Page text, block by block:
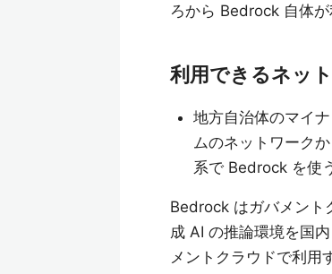
ろから Bedrock 自体が
利用できるネッ
地方自治体のマイ
ムのネットワーク
系で Bedrock を使
Bedrock はガバメント
成 AI の推論環境を国
メントクラウドで利用